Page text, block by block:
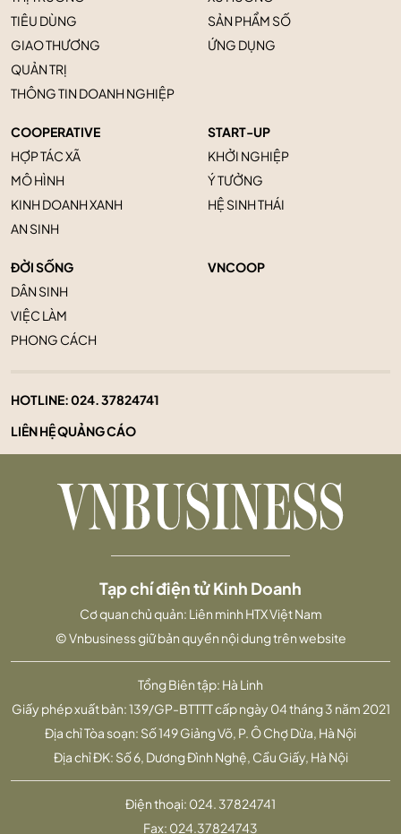
TIÊU DÙNG
GIAO THƯƠNG
QUẢN TRỊ
THÔNG TIN DOANH NGHIỆP
SẢN PHẨM SỐ
ỨNG DỤNG
COOPERATIVE
HỢP TÁC XÃ
MÔ HÌNH
KINH DOANH XANH
AN SINH
START-UP
KHỞI NGHIỆP
Ý TƯỞNG
HỆ SINH THÁI
ĐỜI SỐNG
DÂN SINH
VIỆC LÀM
PHONG CÁCH
VNCOOP
HOTLINE:024. 37824741
LIÊN HỆ QUẢNG CÁO
Tổng Biên tập: Hà Linh
Giấy phép xuất bản: 139/GP-BTTTT cấp ngày 04 tháng 3 năm 2021
Địa chỉ Tòa soạn: Số 149 Giảng Võ, P. Ô Chợ Dừa, Hà Nội
Địa chỉ ĐK: Số 6, Dương Đình Nghệ, Cầu Giấy, Hà Nội
Tạp chí điện tử Kinh Doanh
Cơ quan chủ quản: Liên minh HTX Việt Nam
© Vnbusiness giữ bản quyền nội dung trên website
Điện thoại: 024. 37824741
Fax: 024.37824743